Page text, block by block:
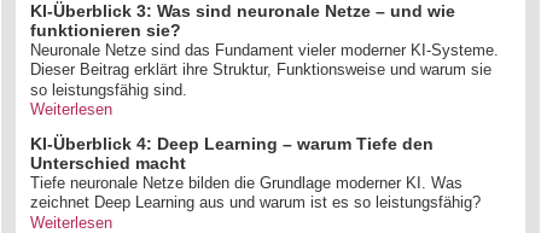
KI-Überblick 3: Was sind neuronale Netze – und wie
funktionieren sie?
Neuronale Netze sind das Fundament vieler moderner KI-Systeme.
Dieser Beitrag erklärt ihre Struktur, Funktionsweise und warum sie
so leistungsfähig sind.
Weiterlesen
KI-Überblick 4: Deep Learning – warum Tiefe den
Unterschied macht
Tiefe neuronale Netze bilden die Grundlage moderner KI. Was
zeichnet Deep Learning aus und warum ist es so leistungsfähig?
Weiterlesen